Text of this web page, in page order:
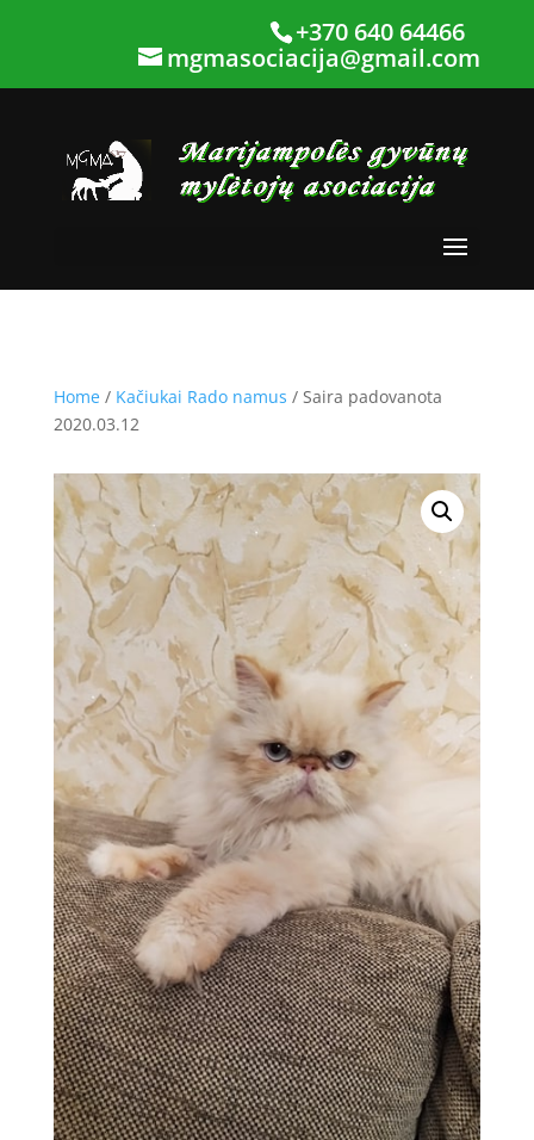
+370 640 64466
mgmasociacija@gmail.com
Home/ Kačiukai Rado namus / Saira padovanota
2020.03.12